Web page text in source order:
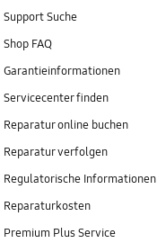
Support Suche
Shop FAQ
Garantieinformationen
Servicecenter finden
Reparatur online buchen
Reparatur verfolgen
Regulatorische Informationen
Reparaturkosten
Premium Plus Service